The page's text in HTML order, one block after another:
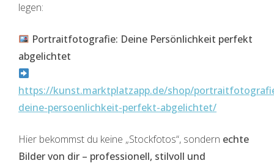
legen:
Portraitfotografie: Deine Persönlichkeit perfekt
abgelichtet
https://kunst.marktplatzapp.de/shop/
deine-persoenlichkeit-perfekt-abgelichtet/
Hier bekommst du keine „Stockfotos“, sondern echte
Bilder von dir – professionell, stilvoll und